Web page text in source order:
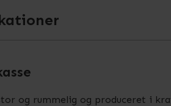
og rummelig og produceret i